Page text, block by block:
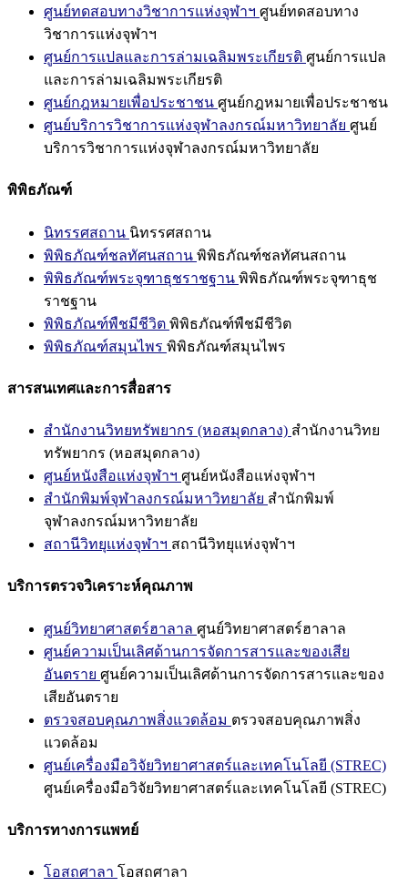
ศูนย์ทดสอบทางวิชาการแห่งจุฬาฯ ศูนย์ทดสอบทาง
วิชาการแห่งจุฬาฯ
ศูนย์การแปลและการล่ามเฉลิมพระเกียรติ ศูนย์การแปล
และการล่ามเฉลิมพระเกียรติ
ศูนย์กฎหมายเพื่อประชาชน ศูนย์กฎหมายเพื่อประชาชน
ศูนย์บริการวิชาการแห่งจุฬาลงกรณ์มหาวิทยาลัย ศูนย์
บริการวิชาการแห่งจุฬาลงกรณ์มหาวิทยาลัย
พิพิธภัณฑ์
นิทรรศสถาน นิทรรศสถาน
พิพิธภัณฑ์ชลทัศนสถาน พิพิธภัณฑ์ชลทัศนสถาน
พิพิธภัณฑ์พระจุฑาธุชราชฐาน พิพิธภัณฑ์พระจุฑาธุช
ราชฐาน
พิพิธภัณฑ์พืชมีชีวิต พิพิธภัณฑ์พืชมีชีวิต
พิพิธภัณฑ์สมุนไพร พิพิธภัณฑ์สมุนไพร
สารสนเทศและการสื่อสาร
สำนักงานวิทยทรัพยากร (หอสมุดกลาง) สำนักงานวิทย
ทรัพยากร (หอสมุดกลาง)
ศูนย์หนังสือแห่งจุฬาฯ ศูนย์หนังสือแห่งจุฬาฯ
สำนักพิมพ์จุฬาลงกรณ์มหาวิทยาลัย สำนักพิมพ์
จุฬาลงกรณ์มหาวิทยาลัย
สถานีวิทยุแห่งจุฬาฯ สถานีวิทยุแห่งจุฬาฯ
บริการตรวจวิเคราะห์คุณภาพ
ศูนย์วิทยาศาสตร์ฮาลาล ศูนย์วิทยาศาสตร์ฮาลาล
ศูนย์ความเป็นเลิศด้านการจัดการสารและของเสีย
อันตราย ศูนย์ความเป็นเลิศด้านการจัดการสารและของ
เสียอันตราย
ตรวจสอบคุณภาพสิ่งแวดล้อม ตรวจสอบคุณภาพสิ่ง
แวดล้อม
ศูนย์เครื่องมือวิจัยวิทยาศาสตร์และเทคโนโลยี (STREC)
ศูนย์เครื่องมือวิจัยวิทยาศาสตร์และเทคโนโลยี (STREC)
บริการทางการแพทย์
โอสถศาลา โอสถศาลา